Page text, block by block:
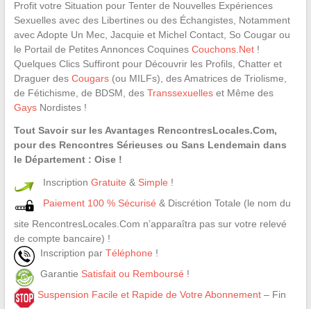
Profit votre Situation pour Tenter de Nouvelles Expériences
Sexuelles avec des Libertines ou des Échangistes, Notamment
avec Adopte Un Mec, Jacquie et Michel Contact, So Cougar ou
le Portail de Petites Annonces Coquines Couchons.Net!
Quelques Clics Suffiront pour Découvrir les Profils, Chatter et
Draguer des Cougars(ou MILFs), des Amatrices de Triolisme,
de Fétichisme, de BDSM, des Transsexuelleset Même des
GaysNordistes !
Tout Savoir sur les Avantages RencontresLocales.Com,
pour des Rencontres Sérieuses ou Sans Lendemain dans
le Département : Oise !
Inscription Gratuite & Simple !
Paiement 100 % Sécurisé & Discrétion Totale (le nom du
site RencontresLocales.Com n’apparaîtra pas sur votre relevé
de compte bancaire) !
Inscription par Téléphone !
Garantie Satisfait ou Remboursé !
Suspension Facile et Rapide de Votre Abonnement– Fin